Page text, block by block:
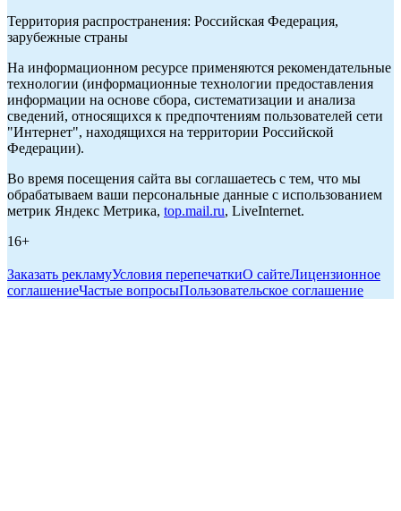
Территория распространения: Российская Федерация,
зарубежные страны
На информационном ресурсе применяются рекомендательные
технологии (информационные технологии предоставления
информации на основе сбора, систематизации и анализа
сведений, относящихся к предпочтениям пользователей сети
"Интернет", находящихся на территории Российской
Федерации).
Во время посещения сайта вы соглашаетесь с тем, что мы
обрабатываем ваши персональные данные с использованием
метрик Яндекс Метрика, top.mail.ru, LiveInternet.
16+
Заказать рекламуУсловия перепечаткиО сайтеЛицензионное
соглашениеЧастые вопросыПользовательское соглашение